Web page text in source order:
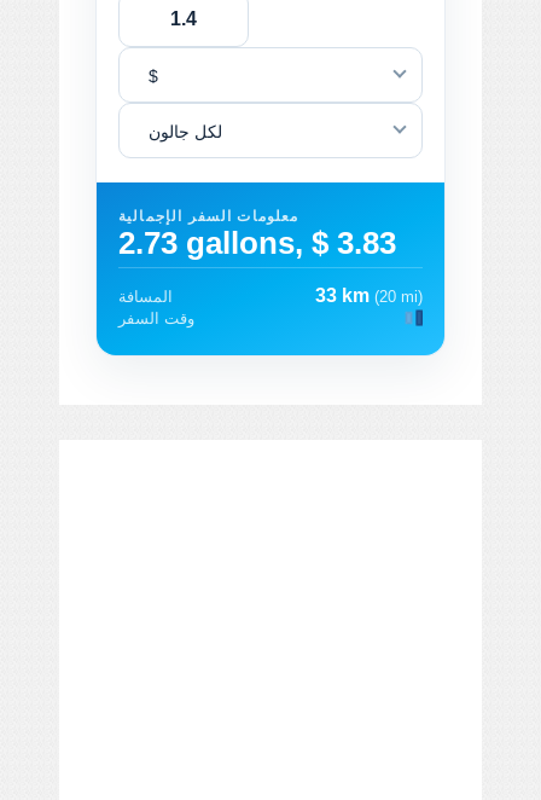
$
لكل جالون
معلومات السفر الإجمالية
2.73 gallons, $ 3.83
المسافة 33 km (20 mi)
وقت السفر